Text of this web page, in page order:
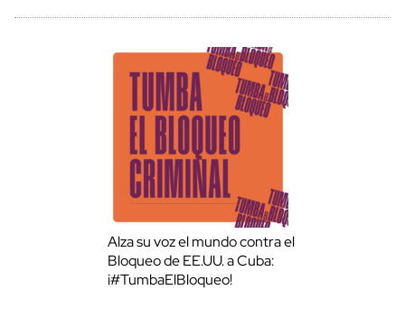
Alza su voz el mundo contra el
Bloqueo de EE.UU. a Cuba:
¡#TumbaElBloqueo!